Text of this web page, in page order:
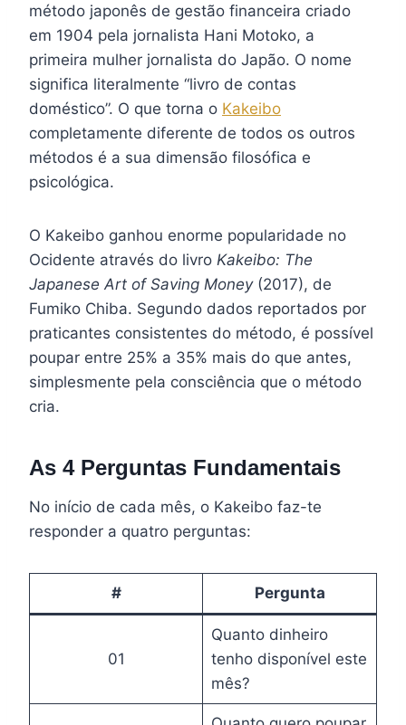
método japonês de gestão financeira criado
em 1904 pela jornalista Hani Motoko, a
primeira mulher jornalista do Japão. O nome
significa literalmente “livro de contas
doméstico”. O que torna o Kakeibo
completamente diferente de todos os outros
métodos é a sua dimensão filosófica e
psicológica.
O Kakeibo ganhou enorme popularidade no
Ocidente através do livro Kakeibo: The
Japanese Art of Saving Money(2017), de
Fumiko Chiba. Segundo dados reportados por
praticantes consistentes do método, é possível
poupar entre 25% a 35% mais do que antes,
simplesmente pela consciência que o método
cria.
As 4 Perguntas Fundamentais
No início de cada mês, o Kakeibo faz-te
responder a quatro perguntas:
# Pergunta
01
Quanto dinheiro
tenho disponível este
mês?